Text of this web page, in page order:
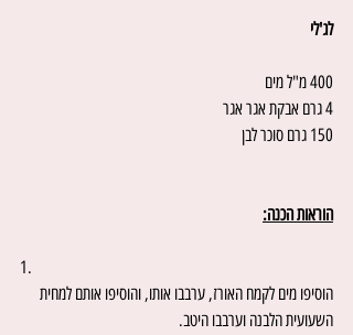
לג'לי
400 מ"ל מים
4 גרם אבקת אגר אגר
150 גרם סוכר לבן
הוראות הכנה:
1.
הוסיפו מים לקמח האורז, ערבבו אותו, והוסיפו אותם למחית
השעועית הלבנה וערבבו היטב.